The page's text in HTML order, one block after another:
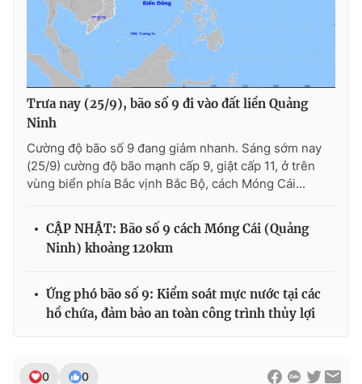
thông tin từ website này.
Trưa nay (25/9), bão số 9 đi vào đất liền Quảng
Ninh
Cường độ bão số 9 đang giảm nhanh. Sáng sớm nay
(25/9) cường độ bão mạnh cấp 9, giật cấp 11, ở trên
vùng biển phía Bắc vịnh Bắc Bộ, cách Móng Cái...
CẬP NHẬT: Bão số 9 cách Móng Cái (Quảng
Ninh) khoảng 120km
Ứng phó bão số 9: Kiểm soát mực nước tại các
hồ chứa, đảm bảo an toàn công trình thủy lợi
0 0